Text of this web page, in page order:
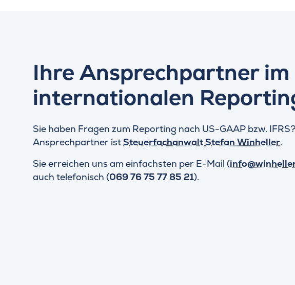
Ihre Ansprechpartner im
internationalen
Sie haben Fragen zum Reporting nach US-GAAP bzw.
Ansprechpartner ist Steuerfachanwalt Stefan Winheller.
Sie erreichen uns am einfachsten per E-Mail (
auch telefonisch (069 76 75 77 85 21).